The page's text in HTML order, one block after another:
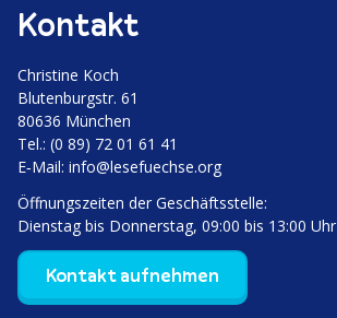
Kontakt
Christine Koch
Bluten­burgstr. 61
80636 München
Tel.: (0 89) 72 01 61 41
E‑Mail: info@lesefuechse.org
Öffnungs­zeiten der Geschäftsstelle:
Dienstag bis Donnerstag, 09:00 bis 13:00 Uhr
Kontakt aufnehmen